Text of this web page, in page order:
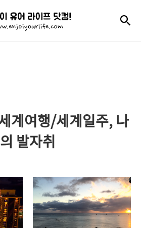
엔
조
이
프
컴!
계여행/세계일주, 나
의 발자취